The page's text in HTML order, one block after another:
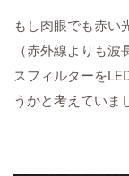
もし肉眼でも赤い
（赤外線よりも
スフィルターを
うかと考えていま